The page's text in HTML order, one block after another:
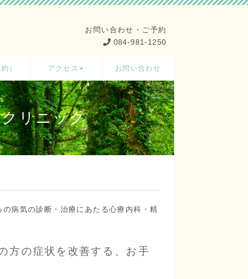
お問い合わせ・ご予約
084-981-1250
） アクセス お問い合わせ
リニック
病気の診断・治療にあたる心療内科・精
方の症状を改善する、お手